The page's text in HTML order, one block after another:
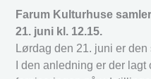
Farum Kulturhuse
21. juni kl. 12.15.
Lørdag den 21. juni er
I den anledning er der